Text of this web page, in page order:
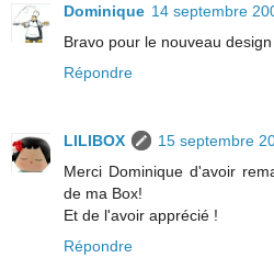
Dominique 14 septembre
Bravo pour le nouveau
Répondre
LILIBOX
15 septembre
Merci Dominique d'avoir
de ma Box!
Et de l'avoir apprécié !
Répondre